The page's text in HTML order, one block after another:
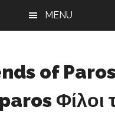
MENU
of
Φίλοι